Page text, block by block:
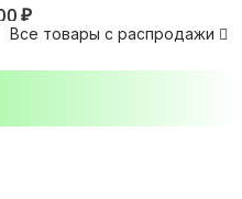
₽
Все товары с распродажи 